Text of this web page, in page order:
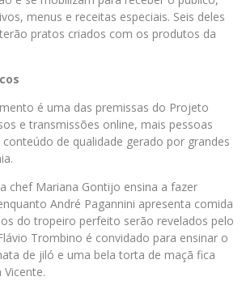
menus e receitas especiais. Seis deles
pratos criados com os produtos da
é uma das premissas do Projeto
e transmissões online, mais pessoas
de qualidade gerado por grandes
chef Mariana Gontijo ensina a fazer
André Pagannini apresenta comida
do tropeiro perfeito serão revelados pelo
Trombino é convidado para ensinar o
de jiló e uma bela torta de maçã fica